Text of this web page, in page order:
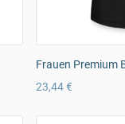
Frauen Premium
23,44 €